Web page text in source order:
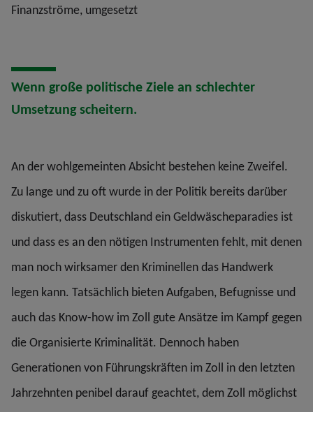
Finanzströme, umgesetzt
Wenn große politische Ziele an schlechter
Umsetzung scheitern.
An der wohlgemeinten Absicht bestehen keine Zweifel.
Zu lange und zu oft wurde in der Politik bereits darüber
diskutiert, dass Deutschland ein Geldwäscheparadies ist
und dass es an den nötigen Instrumenten fehlt, mit denen
man noch wirksamer den Kriminellen das Handwerk
legen kann. Tatsächlich bieten Aufgaben, Befugnisse und
auch das Know-how im Zoll gute Ansätze im Kampf gegen
die Organisierte Kriminalität. Dennoch haben
Generationen von Führungskräften im Zoll in den letzten
Jahrzehnten penibel darauf geachtet, dem Zoll möglichst